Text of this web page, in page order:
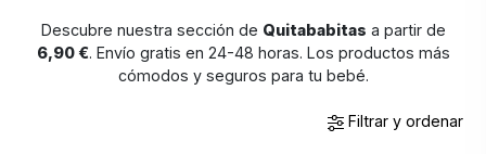
Descubre nuestra sección de Quitababitas a partir de
6,90 €. Envío gratis en 24-48 horas. Los productos más
cómodos y seguros para tu bebé.
Filtrar y ordenar